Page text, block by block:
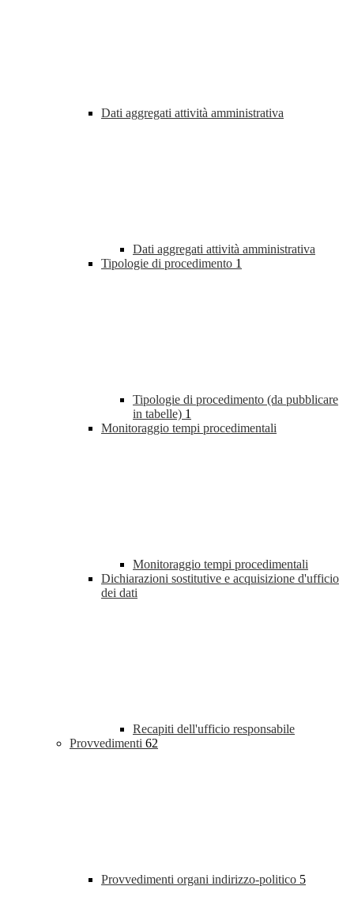
Dati aggregati attività amministrativa
Dati aggregati attività amministrativa
Tipologie di procedimento 1
Tipologie di procedimento (da pubblicare
in tabelle) 1
Monitoraggio tempi procedimentali
Monitoraggio tempi procedimentali
Dichiarazioni sostitutive e acquisizione d'ufficio
dei dati
Recapiti dell'ufficio responsabile
Provvedimenti 62
Provvedimenti organi indirizzo-politico 5